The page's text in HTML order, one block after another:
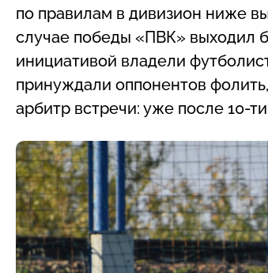
по правилам в дивизион ниже
случае победы «ПВК» выходил
инициативой владели
принуждали оппонентов
арбитр встречи: уже после 10-